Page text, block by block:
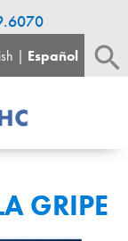
Español
GRIPE